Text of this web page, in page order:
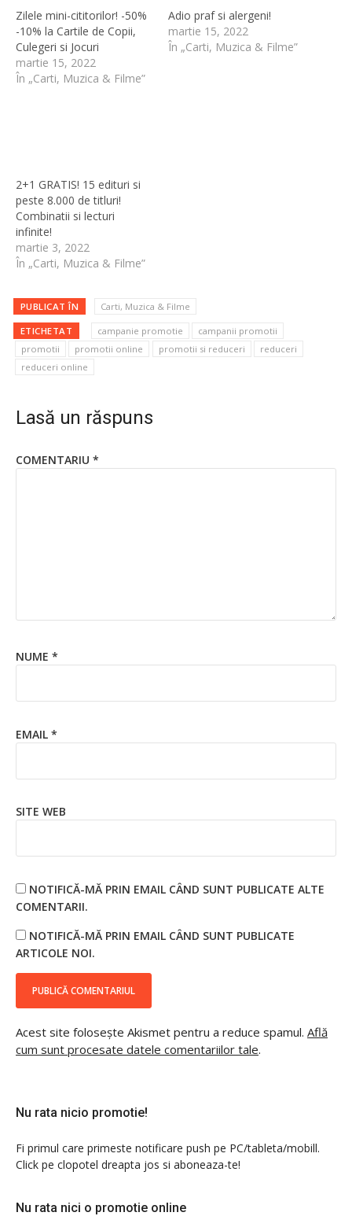
Zilele mini-cititorilor! -50%
-10% la Cartile de Copii,
Culegeri si Jocuri
martie 15, 2022
În „Carti, Muzica & Filme”
Adio praf si alergeni!
martie 15, 2022
În „Carti, Muzica & Filme”
2+1 GRATIS! 15 edituri si
peste 8.000 de titluri!
Combinatii si lecturi
infinite!
martie 3, 2022
În „Carti, Muzica & Filme”
PUBLICAT ÎN Carti, Muzica & Filme
ETICHETAT campanie promotie
campanii promotii
promotii
promotii online promotii si reduceri
reduceri
reduceri online
Lasă un răspuns
COMENTARIU *
NUME *
EMAIL *
SITE WEB
NOTIFICĂ-MĂ PRIN EMAIL CÂND SUNT PUBLICATE ALTE
COMENTARII.
NOTIFICĂ-MĂ PRIN EMAIL CÂND SUNT PUBLICATE
ARTICOLE NOI.
Acest site folosește Akismet pentru a reduce spamul. Află
cum sunt procesate datele comentariilor tale.
Nu rata nicio promotie!
Fi primul care primeste notificare push pe PC/tableta/mobill.
Click pe clopotel dreapta jos si aboneaza-te!
Nu rata nici o promotie online